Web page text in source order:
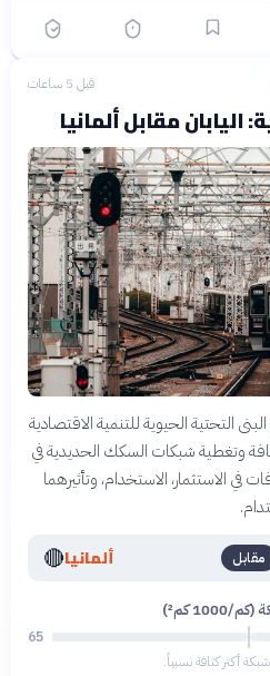
قبل 5 ساعات
مقابل ألمانيا
التحتية الحيوية للتنمية الاقتصادية
وتغطية شبكات السكك الحديدية في
في الاستثمار، الاستخدام، وتأثيرهما
مقابل ألمانيا🔴
1000 كم²)
65
أكثر كثافة نسبياً.